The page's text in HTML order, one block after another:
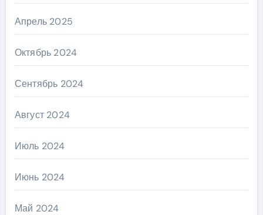
Апрель 2025
Октябрь 2024
Сентябрь 2024
Август 2024
Июль 2024
Июнь 2024
Май 2024